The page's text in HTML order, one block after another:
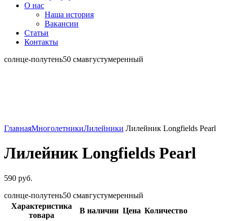
О нас
Наша история
Вакансии
Статьи
Контакты
солнце-полутень50 смавгустумеренный
ГлавнаяМноголетникиЛилейники Лилейник Longfields Pearl
Лилейник Longfields Pearl
590 руб.
солнце-полутень50 смавгустумеренный
Характеристика
товара
В наличии Цена Количество